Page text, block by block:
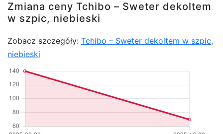
Zmiana ceny Tchibo – Sweter dekoltem
w szpic, niebieski
Zobacz szczegóły: Tchibo – Sweter dekoltem w szpic,
niebieski